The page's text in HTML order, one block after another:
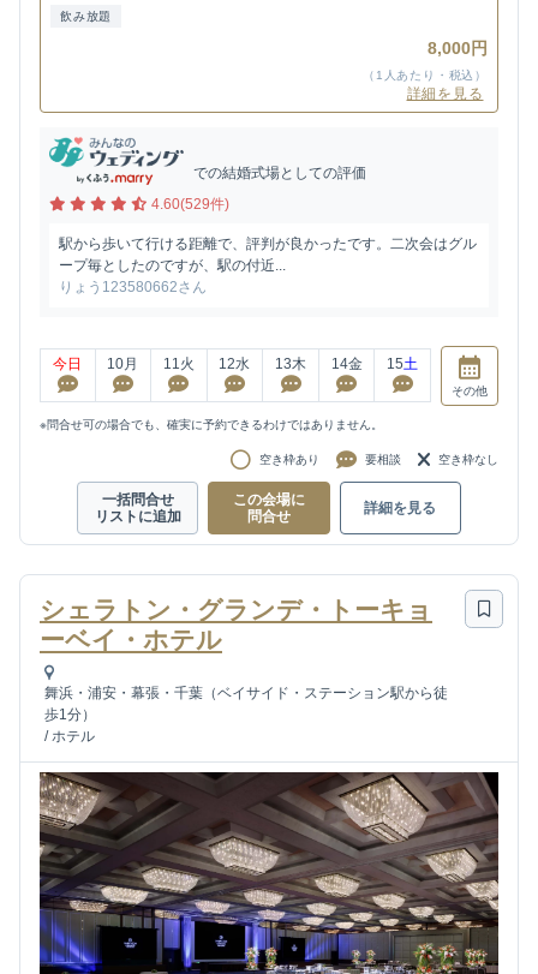
飲み放題
8,000円
（1人あたり・税込）
詳細を見る
での結婚式場としての評価
4.60(529件)
駅から歩いて行ける距離で、評判が良かったです。二次会はグル
ープ毎としたのですが、駅の付近...
りょう123580662さん
今日 10月 11火 12水 13木 14金 15土
その他
※問合せ可の場合でも、確実に予約できるわけではありません。
空き枠あり 要相談 空き枠なし
一括問合せ
リストに追加
この会場に
問合せ
詳細を見る
シェラトン・グランデ・トーキョ
ーベイ・ホテル
舞浜・浦安・幕張・千葉（ベイサイド・ステーション駅から徒
歩1分）
/ ホテル